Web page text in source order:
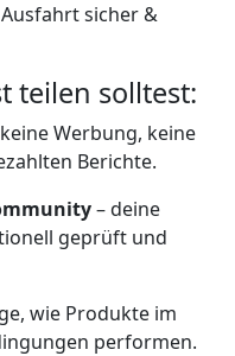
sicher &
teilen solltest:
Werbung, keine
Berichte.
– deine
geprüft und
wie Produkte im
performen.